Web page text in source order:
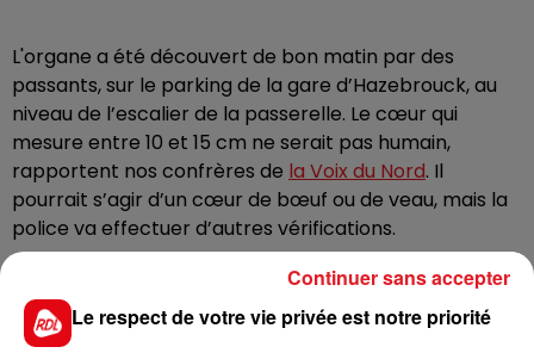
L'organe a été découvert de bon matin par des
passants, sur le parking de la gare d’Hazebrouck, au
niveau de l’escalier de la passerelle. Le cœur qui
mesure entre 10 et 15 cm ne serait pas humain,
rapportent nos confrères de la Voix du Nord. Il
pourrait s’agir d’un cœur de bœuf ou de veau, mais la
police va effectuer d’autres vérifications.
Le respect de votre vie privée est notre priorité
Continuer sans accepter